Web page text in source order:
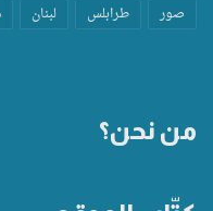
صور
طرابلس لبنان
من نحن؟